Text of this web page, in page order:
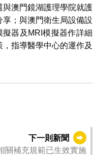
澳門鏡湖護理學院就護
；與澳門衛生局設備設
器及MRI模擬器作詳細
指導醫學中心的運作及
下一則新聞
關補充規範已生效實施